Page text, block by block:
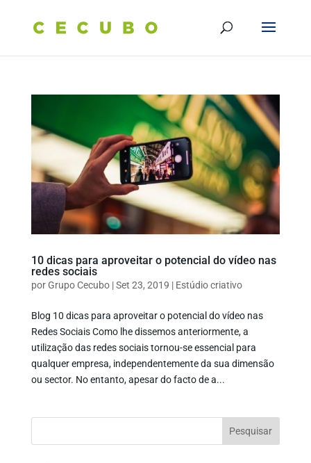
10 dicas para aproveitar o potencial do vídeo nas
redes sociais
porGrupo Cecubo|Set 23, 2019 | Estúdio criativo
Blog 10 dicas para aproveitar o potencial do vídeo nas
Redes Sociais Como lhe dissemos anteriormente, a
utilização das redes sociais tornou-se essencial para
qualquer empresa, independentemente da sua dimensão
ou sector. No entanto, apesar do facto de a...